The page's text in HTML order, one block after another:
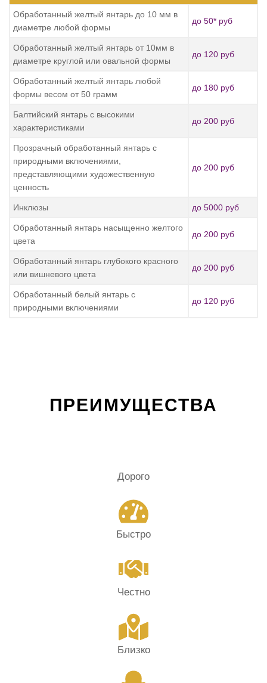
Обработанный желтый янтарь до 10 мм в
диаметре любой формы
до 50* руб
Обработанный желтый янтарь от 10мм в
диаметре круглой или овальной формы
до 120 руб
Обработанный желтый янтарь любой
формы весом от 50 грамм
до 180 руб
Балтийский янтарь с высокими
характеристиками
до 200 руб
Прозрачный обработанный янтарь с
природными включениями,
представляющими художественную
ценность
до 200 руб
Инклюзы до 5000 руб
Обработанный янтарь насыщенно желтого
цвета
до 200 руб
Обработанный янтарь глубокого красного
или вишневого цвета
до 200 руб
Обработанный белый янтарь с
природными включениями
до 120 руб
ПРЕИМУЩЕСТВА
Дорого
Быстро
Честно
Близко